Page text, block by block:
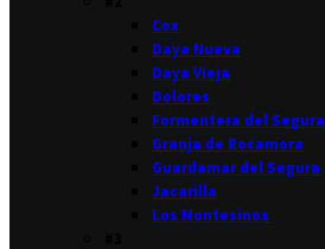
Cox
Daya Nueva
Daya Vieja
Dolores
Formentera del Segura
Granja de Rocamora
Guardamar del Segura
Jacarilla
Los Montesinos